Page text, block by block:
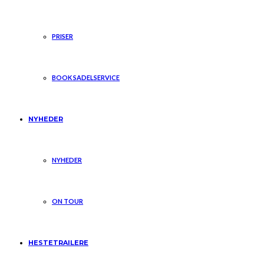
PRISER
BOOK SADELSERVICE
NYHEDER
NYHEDER
ON TOUR
HESTETRAILERE